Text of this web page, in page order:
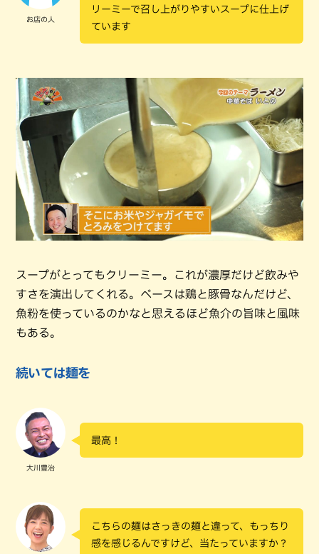
お店の人
リーミーで召し上がりやすいスープに仕上げ
ています
スープがとってもクリーミー。これが濃厚だけど飲みや
すさを演出してくれる。ベースは鶏と豚骨なんだけど、
魚粉を使っているのかなと思えるほど魚介の旨味と風味
もある。
続いては麺を
大川豊治
最高！
こちらの麺はさっきの麺と違って、もっちり
感を感じるんですけど、当たっていますか？